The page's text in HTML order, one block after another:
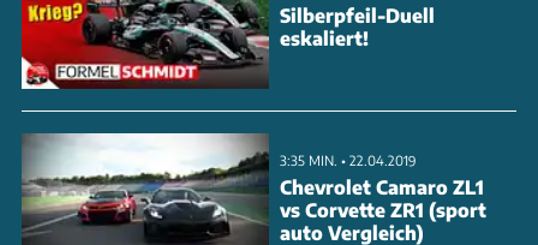
Silberpfeil-Duell
eskaliert!
3:35 MIN. • 22.04.2019
Chevrolet Camaro ZL1
vs Corvette ZR1 (sport
auto Vergleich)